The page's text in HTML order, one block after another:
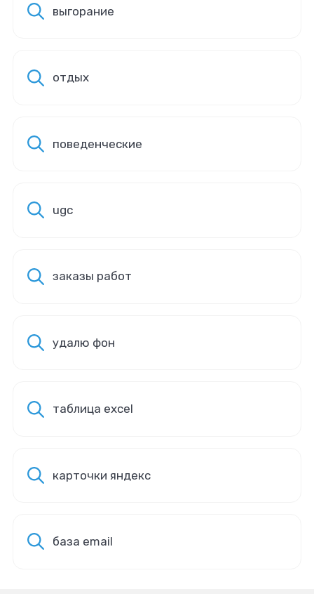
выгорание
отдых
поведенческие
ugc
заказы работ
удалю фон
таблица excel
карточки яндекс
база email